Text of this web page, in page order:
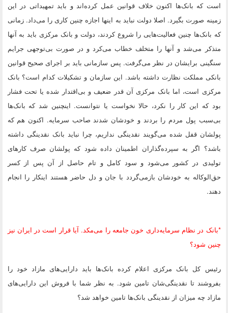
است که بانک‌ها اکنون خلاف قوانین عمل کرده‌اند و باید تمهیداتی در این
زمینه صورت بگیرد. اصلا دولت نباید به اینها اجازه چنین کاری را می‌داد. زمانی
که بانک‌ها چنین فعالیت‌هایی را شروع کردند، دولت و بانک مرکزی باید به آنها
متذکر می‌شد و آنها را متخلف خطاب می‌کرد و در صورت بی‌توجهی جرایم
سنگینی برایشان در نظر می‌گرفت. پس سازمانی باید بر اجرای صحیح قوانین
بانکی مملکت نظارت داشته باشد. این سازمان و تشکیلات کدام است؟ بانک
مرکزی است، اما بانک مرکزی آن قدر ضعیف و بی‌اقتدار شده یا تحت فشار
بود که این کار را نکرد، حالا نخواست یا نتوانست. اینچنین شد که بانک‌ها
بی‌سبب پول مردم را بردند و خودشان شدند صاحب سرمایه. اکنون هم که
پولشان قفل شده می‌گویند نقدینگی نداریم، چرا نباید بانک نقدینگی داشته
باشد؟ اگر به سپرده‌گذاران اطمینان داده شود که پولشان صرف کارهای
تولیدی در کشور می‌شود و سود کامل و تام حاصل از آن پس از کسر
حق‌الوکاله به خودشان باز‌می‌گردد با جان و دل حاضر هستند این​کار را انجام
دهند.
*بانک در نظام سرمایه‌داری خون جامعه را می‌مکد. آیا قرار است در ایران نیز
چنین شود؟
رئیس کل بانک مرکزی اعلام کرده بانک‌ها باید دارایی‌های مازاد خود را
بفروشند تا نقدینگی‌شان تامین شود. به نظر شما با فروش این دارایی‌های
مازاد چه میزان از نقدینگی‌ بانک‌ها تامین خواهد شد؟